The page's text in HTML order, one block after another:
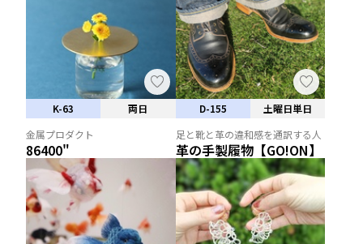
K-63
両日
金属プロダクト
86400"
D-155
土曜日単日
足と靴と革の違和感を通訳する人
革の手製履物【GO!ON】